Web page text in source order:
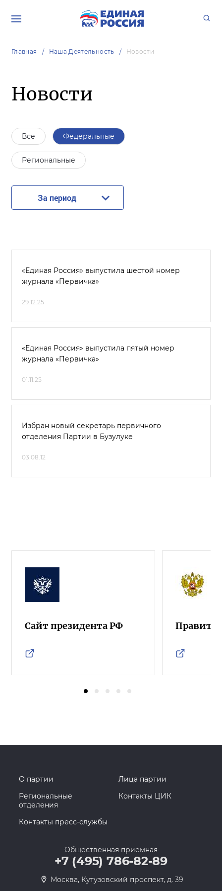
Главная Наша Деятельность Новости
Новости
Все Федеральные
Региональные
За период
«Единая Россия» выпустила шестой номер
журнала «Первичка»
29.12.25
«Единая Россия» выпустила пятый номер
журнала «Первичка»
01.11.25
Избран новый секретарь первичного
отделения Партии в Бузулуке
03.08.12
Сайт президента РФ
О партии
Лица партии
Региональные
отделения
Контакты ЦИК
Контакты пресс-службы
Общественная приемная
+7 (495) 786-82-89
Москва, Кутузовский проспект, д. 39